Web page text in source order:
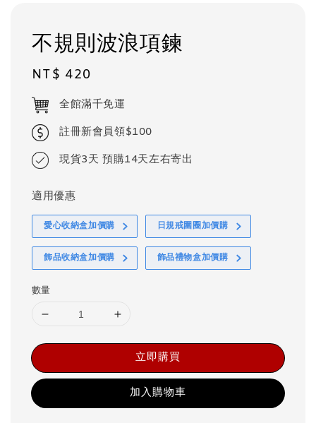
不規則波浪項鍊
Regular
price
NT$ 420
全館滿千免運
註冊新會員領$100
現貨3天 預購14天左右寄出
適用優惠
愛心收納盒加價購 日規戒圍圈加價購
飾品收納盒加價購 飾品禮物盒加價購
數量
立即購買
加入購物車